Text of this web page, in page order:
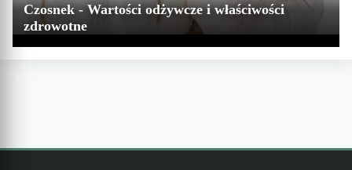
Czosnek - Wartości odżywcze i właściwości
zdrowotne